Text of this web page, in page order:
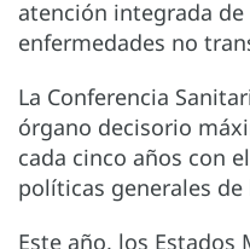
atención integrada
enfermedades no
La Conferencia
órgano decisorio
cada cinco años con
políticas generales de
Este año, los